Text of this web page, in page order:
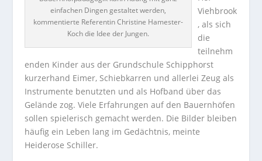
einfachen Dingen gestaltet werden,
kommentierte Referentin Christine Hamester-
Koch die Idee der Jungen.
Viehbrook
, als sich
die
teilnehm
enden Kinder aus der Grundschule Schipphorst
kurzerhand Eimer, Schiebkarren und allerlei Zeug als
Instrumente benutzten und als Hofband über das
Gelände zog. Viele Erfahrungen auf den Bauernhöfen
sollen spielerisch gemacht werden. Die Bilder bleiben
häufig ein Leben lang im Gedächtnis, meinte
Heiderose Schiller.